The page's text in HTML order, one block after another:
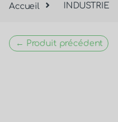
Accueil INDUSTRIE
← Produit précédent